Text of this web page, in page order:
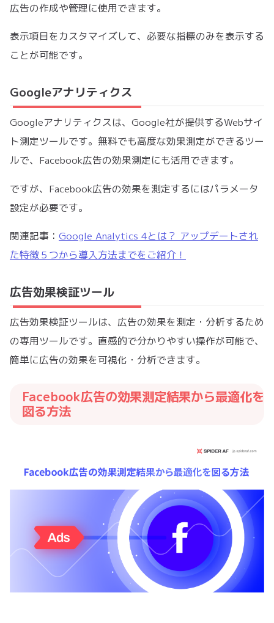
広告の作成や管理に使用できます。
表示項目をカスタマイズして、必要な指標のみを表示する
ことが可能です。
Googleアナリティクス
Googleアナリティクスは、Google社が提供するWebサイ
ト測定ツールです。無料でも高度な効果測定ができるツー
ルで、Facebook広告の効果測定にも活用できます。
ですが、Facebook広告の効果を測定するにはパラメータ
設定が必要です。
関連記事： Google Analytics 4とは？ アップデートされ
た特徴５つから導入方法までをご紹介！
広告効果検証ツール
広告効果検証ツールは、広告の効果を測定・分析するため
の専用ツールです。直感的で分かりやすい操作が可能で、
簡単に広告の効果を可視化・分析できます。
Facebook広告の効果測定結果から最適化を
図る方法